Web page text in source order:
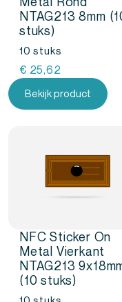
NTAG213 8mm
stuks)
10 stuks
€ 25,62
Bekijk product
NFC Sticker On
Metal Vierkant
NTAG213
(10 stuks)